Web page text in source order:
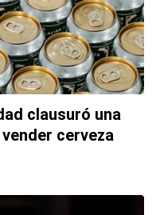
clausuró una
cerveza